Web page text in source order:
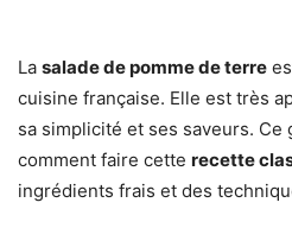
La salade de pomme de terre
cuisine française. Elle est très
sa simplicité et ses saveurs. Ce
comment faire cette recette
ingrédients frais et des